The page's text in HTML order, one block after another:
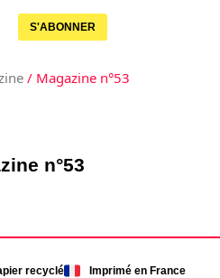
S'ABONNER
/ Magazine n°53
n°53
recyclé
Imprimé en France